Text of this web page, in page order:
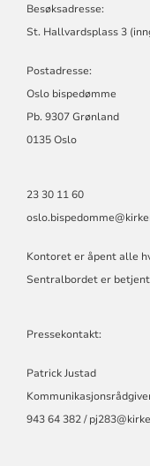
Besøksadresse:
St. Hallvardsplass 3
Postadresse:
Oslo bispedømme
Pb. 9307 Grønland
0135 Oslo
23 30 11 60
Kontoret er åpent alle
Sentralbordet er
Pressekontakt:
Patrick Justad
943 64 382 /